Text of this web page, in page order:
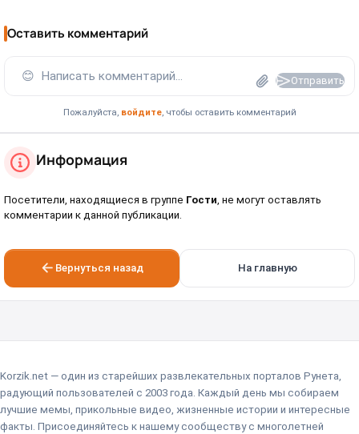
Оставить комментарий
😊 Написать комментарий... Отправить
Пожалуйста, войдите, чтобы оставить комментарий
Информация
Посетители, находящиеся в группе Гости , не могут оставлять
комментарии к данной публикации.
Вернуться назад На главную
Korzik.net — один из старейших развлекательных порталов Рунета,
радующий пользователей с 2003 года. Каждый день мы собираем
лучшие мемы, прикольные видео, жизненные истории и интересные
факты. Присоединяйтесь к нашему сообществу с многолетней